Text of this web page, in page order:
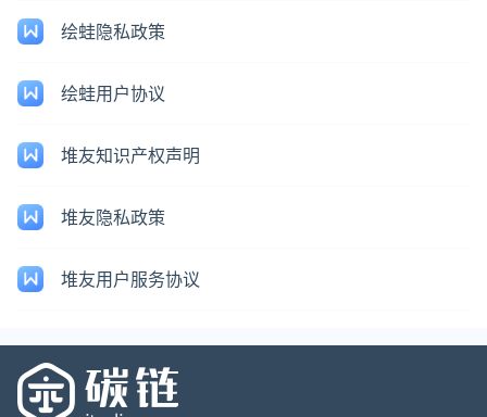
绘蛙隐私政策
绘蛙用户协议
堆友知识产权声明
堆友隐私政策
堆友用户服务协议